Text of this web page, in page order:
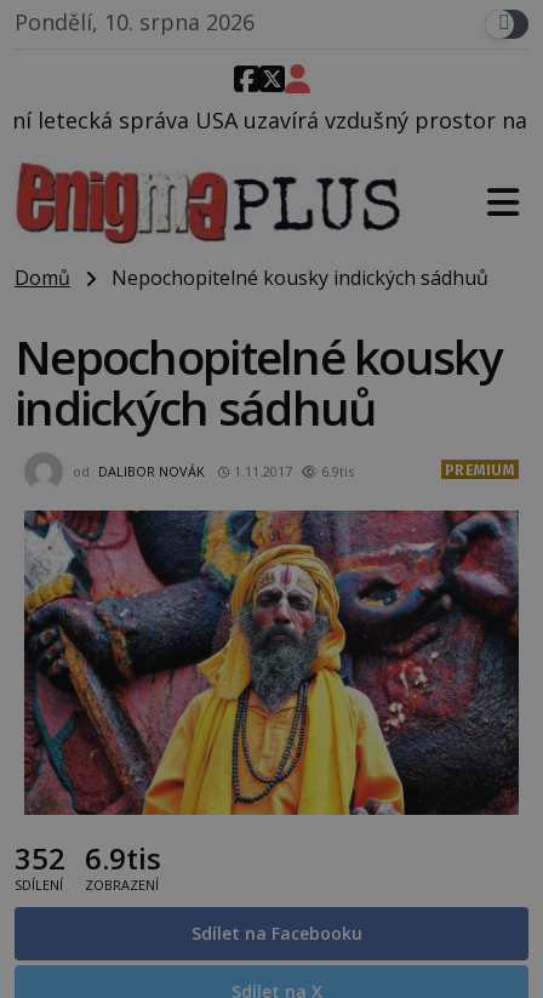
Pondělí, 10. srpna 2026
uzavírá vzdušný prostor nad Oblastí 51,
Domů Nepochopitelné kousky indických sádhuů
Nepochopitelné kousky
indických sádhuů
od DALIBOR NOVÁK 1.11.2017 6.9tis PREMIUM
352
SDÍLENÍ
6.9tis
ZOBRAZENÍ
Sdílet na Facebooku
Sdílet na X